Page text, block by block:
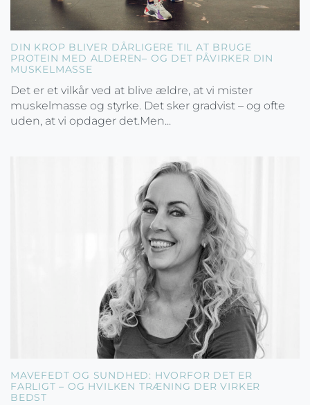
DIN KROP BLIVER DÅRLIGERE TIL AT BRUGE
PROTEIN MED ALDEREN– OG DET PÅVIRKER DIN
MUSKELMASSE
Det er et vilkår ved at blive ældre, at vi mister
muskelmasse og styrke. Det sker gradvist – og ofte
uden, at vi opdager det.Men...
MAVEFEDT OG SUNDHED: HVORFOR DET ER
FARLIGT – OG HVILKEN TRÆNING DER VIRKER
BEDST